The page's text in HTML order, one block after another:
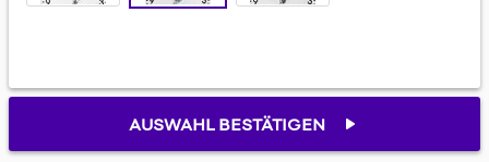
AUSWAHL BESTÄTIGEN